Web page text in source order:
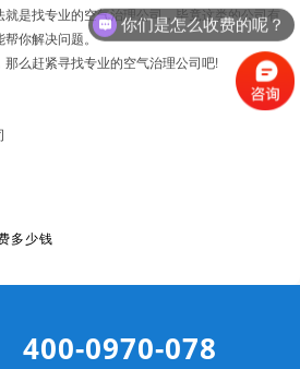
是找专业的空气治理公司，毕竟这类的公司有
帮你解决问题。
么赶紧寻找专业的空气治理公司吧!
多少钱
400-0970-078
你们是怎么收费的呢？